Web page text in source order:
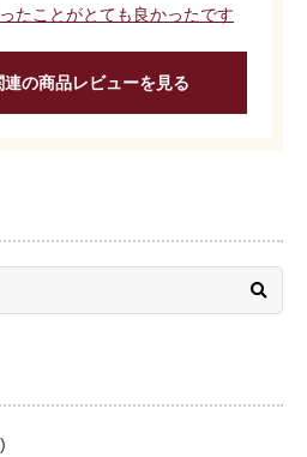
たことがとても良かったです
連の商品レビューを見る